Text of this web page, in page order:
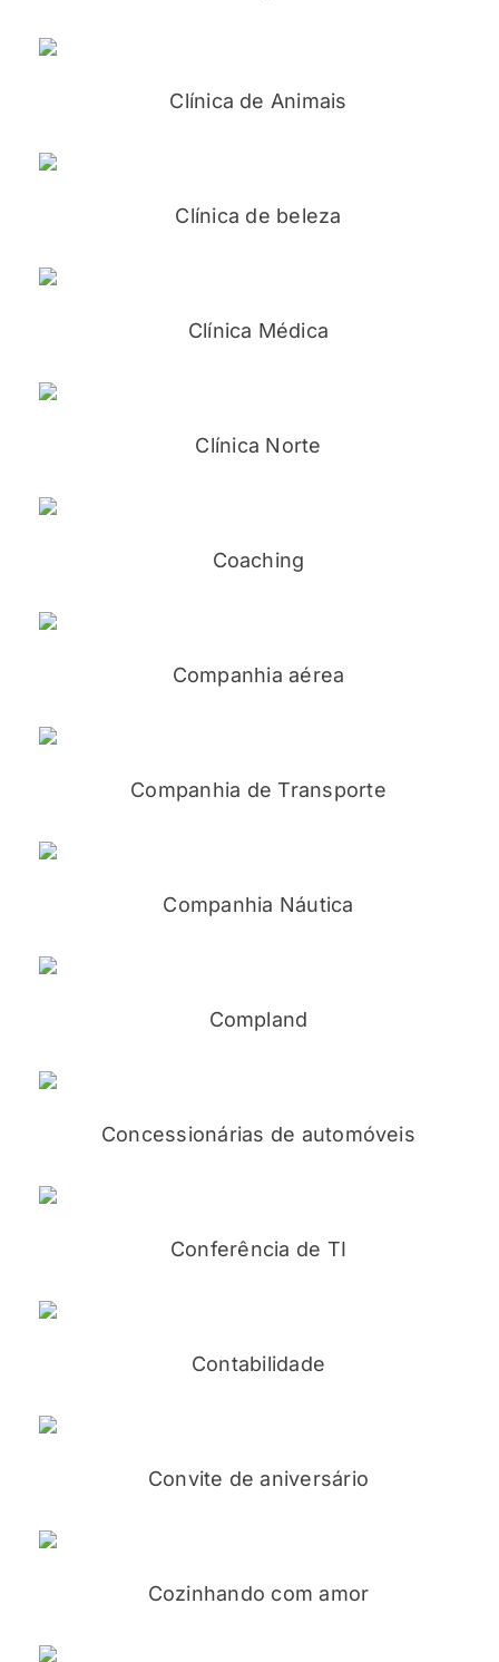
Clínica de Animais
Clínica de beleza
Clínica Médica
Clínica Norte
Coaching
Companhia aérea
Companhia de Transporte
Companhia Náutica
Compland
Concessionárias de automóveis
Conferência de TI
Contabilidade
Convite de aniversário
Cozinhando com amor